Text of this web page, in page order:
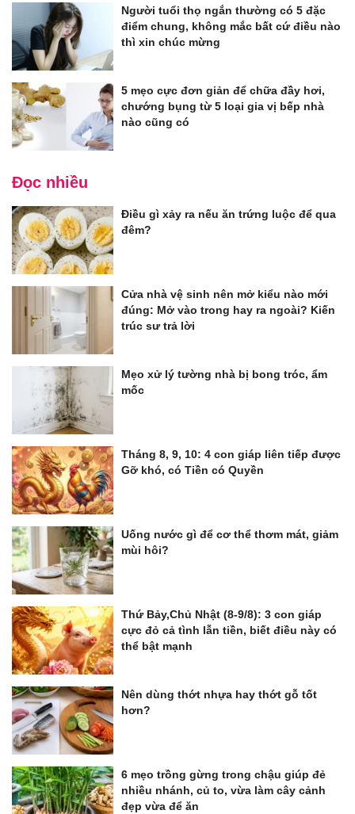
Người tuổi thọ ngắn thường có 5 đặc
điểm chung, không mắc bất cứ điều nào
thì xin chúc mừng
5 mẹo cực đơn giản để chữa đầy hơi,
chướng bụng từ 5 loại gia vị bếp nhà
nào cũng có
Đọc nhiều
Điều gì xảy ra nếu ăn trứng luộc để qua
đêm?
Cửa nhà vệ sinh nên mở kiểu nào mới
đúng: Mở vào trong hay ra ngoài? Kiến
trúc sư trả lời
Mẹo xử lý tường nhà bị bong tróc, ẩm
mốc
Tháng 8, 9, 10: 4 con giáp liên tiếp được
Gỡ khó, có Tiền có Quyền
Uống nước gì để cơ thể thơm mát, giảm
mùi hôi?
Thứ Bảy,Chủ Nhật (8-9/8): 3 con giáp
cực đỏ cả tình lẫn tiền, biết điều này có
thể bật mạnh
Nên dùng thớt nhựa hay thớt gỗ tốt
hơn?
6 mẹo trồng gừng trong chậu giúp đẻ
nhiều nhánh, củ to, vừa làm cây cảnh
đẹp vừa để ăn